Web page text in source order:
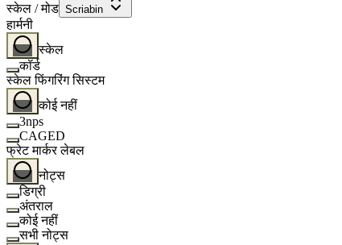
स्केल / मोड Scriabin
हार्मनी
स्केल
कॉर्ड
स्केल फिंगरिंग सिस्टम
कोई नहीं
3nps
CAGED
फ्रेट मार्कर लेबल
नोट्स
डिग्री
अंतराल
कोई नहीं
सभी नोट्स